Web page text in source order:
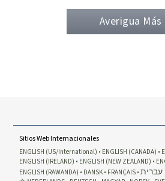
Averigua Más
Sitios Web Internacionales
ENGLISH (US/International) ENGLISH (CANADA)
ENGLISH (IRELAND)
ENGLISH (NEW ZEALAND)
ENGLISH (RAWANDA)
DANSK FRANÇAIS עברית